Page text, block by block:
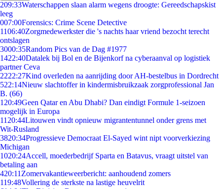
209:33Waterschappen slaan alarm wegens droogte: Gereedschapskist
leeg
007:00Forensics: Crime Scene Detective
1106:40Zorgmedewerkster die 's nachts haar vriend bezocht terecht
ontslagen
3000:35Random Pics van de Dag #1977
1422:40Datalek bij Bol en de Bijenkorf na cyberaanval op logistiek
partner Ceva
2222:27Kind overleden na aanrijding door AH-bestelbus in Dordrecht
522:14Nieuw slachtoffer in kindermisbruikzaak zorgprofessional Jan
B. (66)
1 20:49Geen Qatar en Abu Dhabi? Dan eindigt Formule 1-seizoen
mogelijk in Europa
11 20:44Litouwen vindt opnieuw migrantentunnel onder grens met
Wit-Rusland
3820:34Progressieve Democraat El-Sayed wint nipt voorverkiezing
Michigan
1020:24Accell, moederbedrijf Sparta en Batavus, vraagt uitstel van
betaling aan
420:11 Zomervakantieweerbericht: aanhoudend zomers
119:48Vollering de sterkste na lastige heuvelrit